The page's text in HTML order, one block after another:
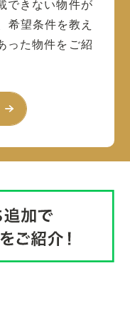
できない物件が
希望条件を教え
った物件をご紹